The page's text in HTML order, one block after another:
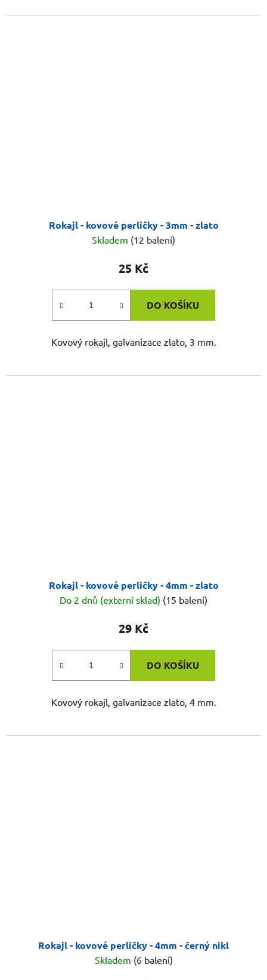
Rokajl - kovové perličky - 3mm - zlato
Skladem (12 balení)
25 Kč
DO KOŠÍKU
Kovový rokajl, galvanizace zlato, 3 mm.
Rokajl - kovové perličky - 4mm - zlato
Do 2 dnů (externí sklad) (15 balení)
29 Kč
DO KOŠÍKU
Kovový rokajl, galvanizace zlato, 4 mm.
Rokajl - kovové perličky - 4mm - černý nikl
Skladem (6 balení)